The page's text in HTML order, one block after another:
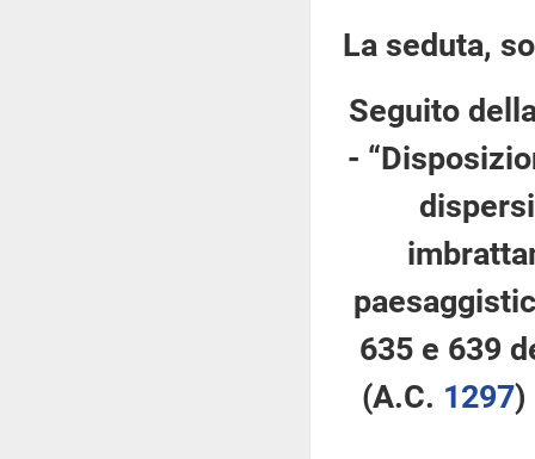
La seduta,
Seguito
-
635 e 639
(A.C. 1297​)